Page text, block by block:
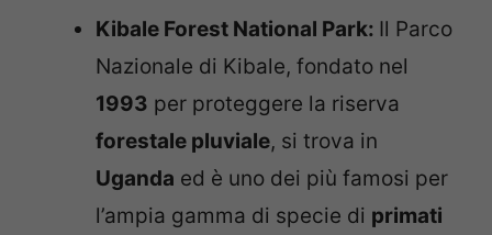
Kibale Forest National Park: Il Parco
Nazionale di Kibale, fondato nel
1993 per proteggere la riserva
forestale pluviale, si trova in
Uganda ed è uno dei più famosi per
l’ampia gamma di specie di primati